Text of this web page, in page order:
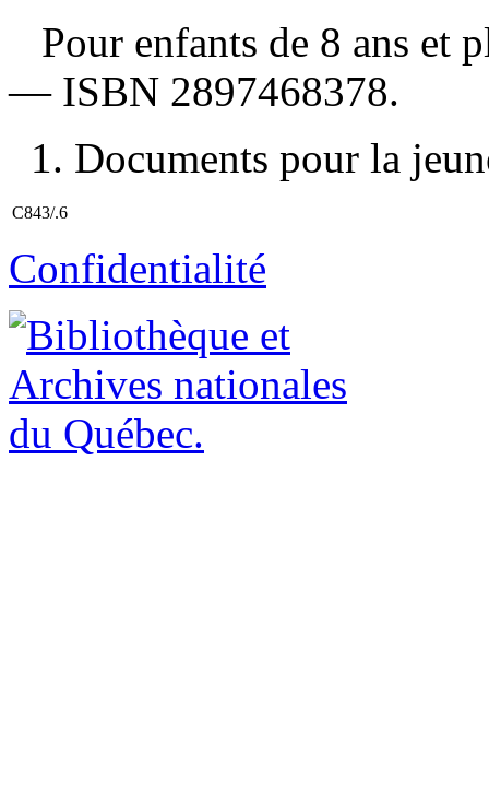
Pour enfants de 8 ans et
— ISBN 2897468378.
1. Documents pour la
C843/.6
Confidentialité